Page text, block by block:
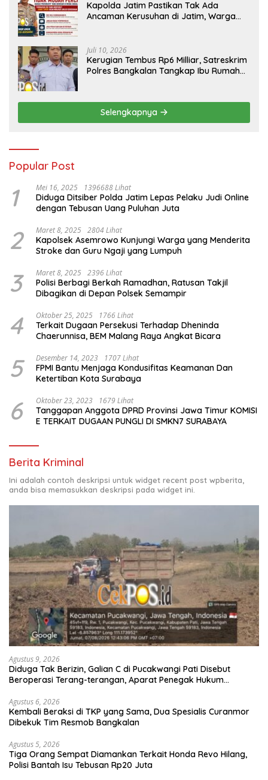
Kapolda Jatim Pastikan Tak Ada
Ancaman Kerusuhan di Jatim, Warga
Juli 10, 2026
Kerugian Tembus Rp6 Milliar, Satreskrim
Polres Bangkalan Tangkap Ibu Rumah
Selengkapnya
Popular Post
1 Mei 16, 2025 1396688 Lihat
Diduga Ditsiber Polda Jatim Lepas Pelaku Judi Online
dengan Tebusan Uang Puluhan Juta
2 Maret 8, 2025 2804 Lihat
Kapolsek Asemrowo Kunjungi Warga yang Menderita
Stroke dan Guru Ngaji yang Lumpuh
3 Maret 8, 2025 2396 Lihat
Polisi Berbagi Berkah Ramadhan, Ratusan Takjil
Dibagikan di Depan Polsek Semampir
4 Oktober 25, 2025 1766 Lihat
Terkait Dugaan Persekusi Terhadap Dheninda
Chaerunnisa, BEM Malang Raya Angkat Bicara
5 Desember 14, 2023 1707 Lihat
FPMI Bantu Menjaga Kondusifitas Keamanan Dan
Ketertiban Kota Surabaya
6 Oktober 23, 2023 1679 Lihat
Tanggapan Anggota DPRD Provinsi Jawa Timur KOMISI
E TERKAIT DUGAAN PUNGLI DI SMKN7 SURABAYA
Berita Kriminal
Ini adalah contoh deskripsi untuk widget recent post wpberita,
anda bisa memasukkan deskripsi pada widget ini.
Agustus 9, 2026
Diduga Tak Berizin, Galian C di Pucakwangi Pati Disebut
Beroperasi Terang-terangan, Aparat Penegak Hukum
Agustus 6, 2026
Kembali Beraksi di TKP yang Sama, Dua Spesialis Curanmor
Dibekuk Tim Resmob Bangkalan
Agustus 5, 2026
Tiga Orang Sempat Diamankan Terkait Honda Revo Hilang,
Polisi Bantah Isu Tebusan Rp20 Juta